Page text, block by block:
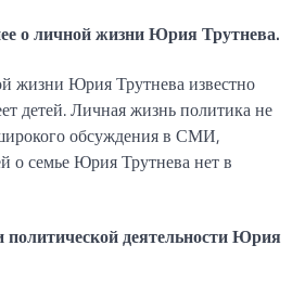
о личной жизни Юрия Трутнева.
жизни Юрия Трутнева известно
детей. Личная жизнь политика не
обсуждения в СМИ,
о семье Юрия Трутнева нет в
политической деятельности Юрия